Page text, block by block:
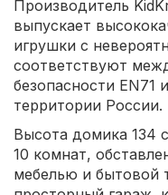
Производитель
выпускает
игрушки с
соответствуют
безопасности EN71
территории России.
Высота домика 134
10 комнат,
мебелью и бытовой